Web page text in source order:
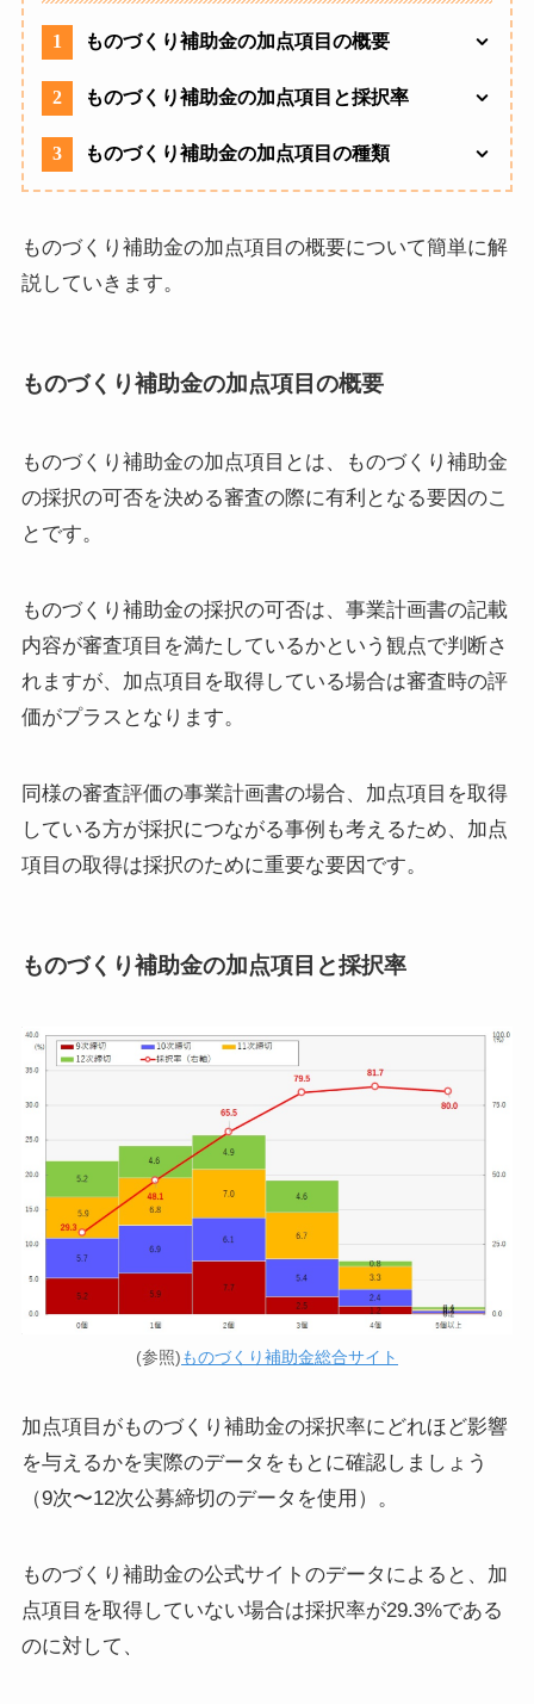
1 ものづくり補助金の加点項目の概要
2 ものづくり補助金の加点項目と採択率
3 ものづくり補助金の加点項目の種類
ものづくり補助金の加点項目の概要について簡単に解
説していきます。
ものづくり補助金の加点項目の概要
ものづくり補助金の加点項目とは、ものづくり補助金
の採択の可否を決める審査の際に有利となる要因のこ
とです。
ものづくり補助金の採択の可否は、事業計画書の記載
内容が審査項目を満たしているかという観点で判断さ
れますが、加点項目を取得している場合は審査時の評
価がプラスとなります。
同様の審査評価の事業計画書の場合、加点項目を取得
している方が採択につながる事例も考えるため、加点
項目の取得は採択のために重要な要因です。
ものづくり補助金の加点項目と採択率
(参照) ものづくり補助金総合サイト
加点項目がものづくり補助金の採択率にどれほど影響
を与えるかを実際のデータをもとに確認しましょう
（9次〜12次公募締切のデータを使用）。
ものづくり補助金の公式サイトのデータによると、加
点項目を取得していない場合は採択率が29.3%である
のに対して、